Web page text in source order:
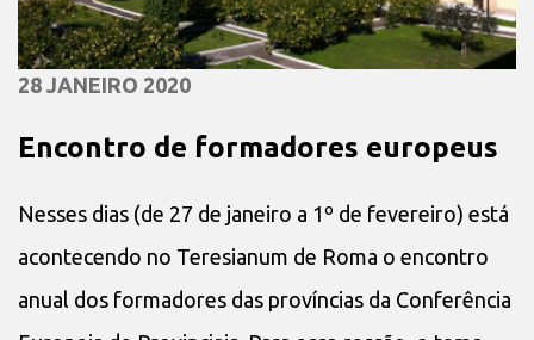
28 JANEIRO 2020
Encontro de formadores europeus
Nesses dias (de 27 de janeiro a 1º de fevereiro) está
acontecendo no Teresianum de Roma o encontro
anual dos formadores das províncias da Conferência